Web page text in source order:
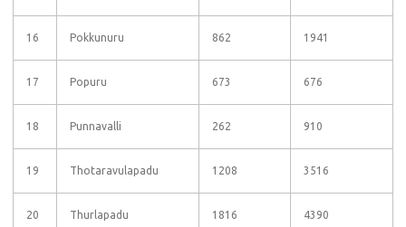
16 Pokkunuru 862 1941
17 Popuru 673 676
18 Punnavalli 262 910
19 Thotaravulapadu 1208 3516
20 Thurlapadu 1816 4390